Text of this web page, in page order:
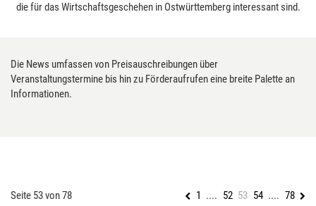
die für das Wirtschaftsgeschehen in Ostwürttemberg interessant sind.
Die News umfassen von Preisauschreibungen über
Veranstaltungstermine bis hin zu Förderaufrufen eine breite Palette an
Informationen.
Seite 53 von 78 1 .... 52 53 54 .... 78